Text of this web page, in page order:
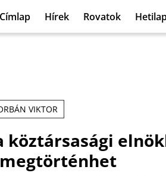
Címlap Hírek Rovatok
VIKTOR
köztársasági